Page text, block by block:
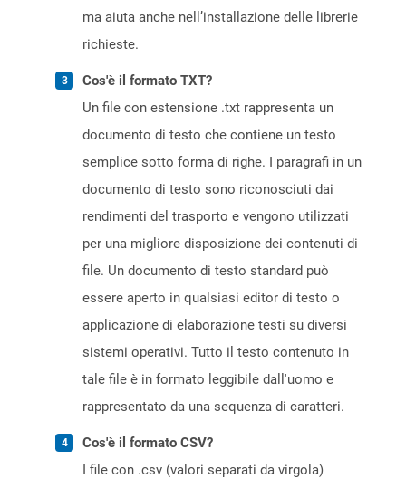
ma aiuta anche nell’installazione delle librerie
richieste.
Cos'è il formato TXT?
Un file con estensione .txt rappresenta un
documento di testo che contiene un testo
semplice sotto forma di righe. I paragrafi in un
documento di testo sono riconosciuti dai
rendimenti del trasporto e vengono utilizzati
per una migliore disposizione dei contenuti di
file. Un documento di testo standard può
essere aperto in qualsiasi editor di testo o
applicazione di elaborazione testi su diversi
sistemi operativi. Tutto il testo contenuto in
tale file è in formato leggibile dall'uomo e
rappresentato da una sequenza di caratteri.
Cos'è il formato CSV?
I file con .csv (valori separati da virgola)